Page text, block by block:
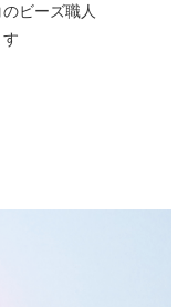
ビーズ職人